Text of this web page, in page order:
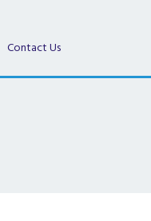
Contact Us